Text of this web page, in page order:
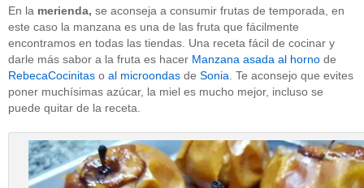
En la merienda, se aconseja a consumir frutas de temporada, en
este caso la manzana es una de las fruta que fácilmente
encontramos en todas las tiendas. Una receta fácil de cocinar y
darle más sabor a la fruta es hacer Manzana asada al horno de
RebecaCocinitas o al microondas de Sonia . Te aconsejo que evites
poner muchísimas azúcar, la miel es mucho mejor, incluso se
puede quitar de la receta.